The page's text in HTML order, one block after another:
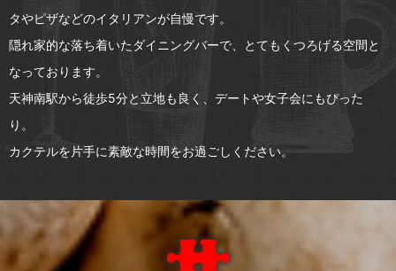
タやピザなどのイタリアンが自慢です。
隠れ家的な落ち着いたダイニングバーで、とてもくつろげる空間と
なっております。
天神南駅から徒歩5分と立地も良く、デートや女子会にもぴった
り。
カクテルを片手に素敵な時間をお過ごしください。